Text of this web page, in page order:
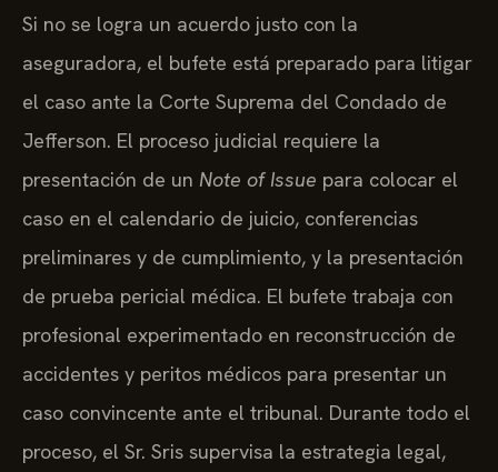
Si no se logra un acuerdo justo con la
aseguradora, el bufete está preparado para litigar
el caso ante la Corte Suprema del Condado de
Jefferson. El proceso judicial requiere la
presentación de un Note of Issue para colocar el
caso en el calendario de juicio, conferencias
preliminares y de cumplimiento, y la presentación
de prueba pericial médica. El bufete trabaja con
profesional experimentado en reconstrucción de
accidentes y peritos médicos para presentar un
caso convincente ante el tribunal. Durante todo el
proceso, el Sr. Sris supervisa la estrategia legal,